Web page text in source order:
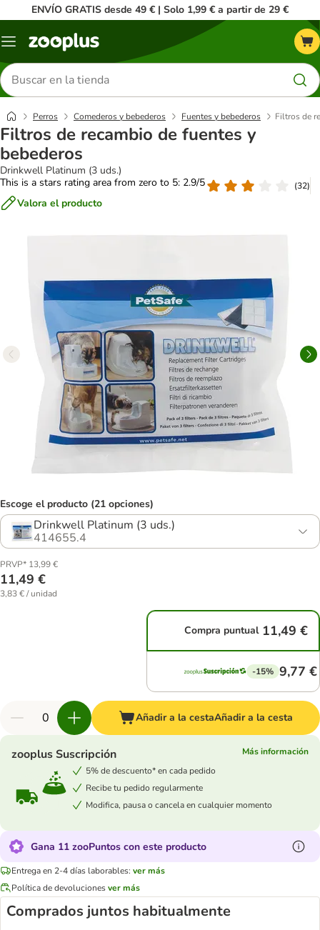
ENVÍO GRATIS desde 49 € | Solo 1,99 € a partir de 29 €
Menú
Buscar
productos
Perros Comederos y bebederos Fuentes y bebederos Filtros de
Filtros de recambio de fuentes y
bebederos
Drinkwell Platinum (3 uds.)
This is a stars rating area from zero to 5: 2.9/5
(32)
Valora el producto
Escoge el producto (21 opciones)
Drinkwell Platinum (3 uds.)
414655.4
PRVP* 13,99 €
11,49 €
3,83 € / unidad
Compra puntual 11,49 €
-15% 9,77 €
Añadir a la cestaAñadir a la cesta
zooplus Suscripción
Más información
5% de descuento* en cada pedido
Recibe tu pedido regularmente
Modifica, pausa o cancela en cualquier momento
Gana 11 zooPuntos con este producto
Entrega en 2-4 días laborables: ver más
Política de devolucionesver más
Comprados juntos habitualmente